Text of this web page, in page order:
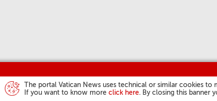
The portal Vatican News uses technical or similar cookies
If you want to know more click here. By closing this banner